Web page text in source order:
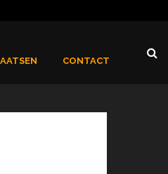
CONTACT